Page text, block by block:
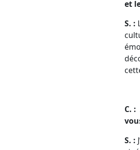
et
S. :
C.
S. :